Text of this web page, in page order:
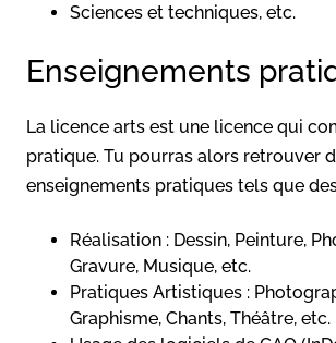
Sciences et techniques, etc.
Enseignements
La licence arts est une licence qui
pratique. Tu pourras alors retrouver
enseignements pratiques tels que
Réalisation : Dessin, Peinture,
Gravure, Musique, etc.
Pratiques Artistiques :
Graphisme, Chants, Théâtre, etc.